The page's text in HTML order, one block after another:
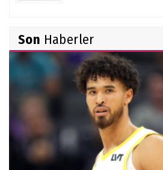
DELİKANLI KOÇLAR
Hüseyin Demir
Amerikan Rüyası:
Rotası Büyüyor
Derya Yannıer
Son Haberler